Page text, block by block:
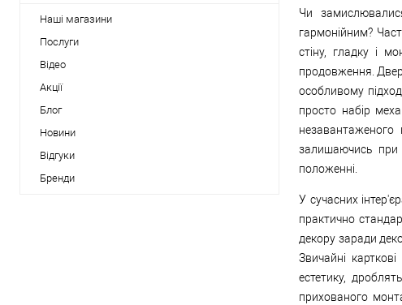
Наші магазини
Послуги
Відео
Акції
Блог
Новини
Відгуки
Бренди
Чи
гармонійним?
стіну, гладку і
продовження.
особливому
просто набір
незавантаженого
залишаючись при
положенні.
У сучасних
практично
декору заради
Звичайні
естетику,
прихованого